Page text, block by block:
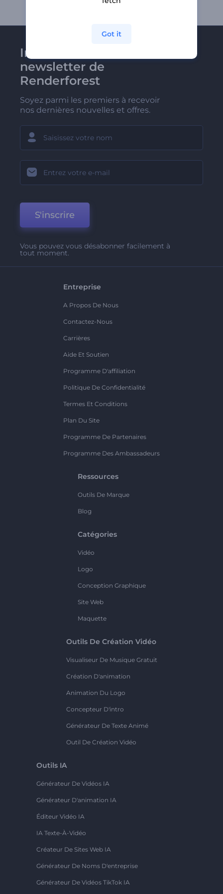
Inscrivez-vous à la
newsletter de
Renderforest
Soyez parmi les premiers à recevoir
nos dernières nouvelles et offres.
S'inscrire
Vous pouvez vous désabonner facilement à
tout moment.
Entreprise
A Propos De Nous
Contactez-Nous
Carrières
Aide Et Soutien
Programme D'affiliation
Politique De Confidentialité
Termes Et Conditions
Plan Du Site
Programme De Partenaires
Programme Des Ambassadeurs
Ressources
Outils De Marque
Blog
Catégories
Vidéo
Logo
Conception Graphique
Site Web
Maquette
Outils De Création Vidéo
Visualiseur De Musique Gratuit
Création D'animation
Animation Du Logo
Concepteur D'intro
Générateur De Texte Animé
Outil De Création Vidéo
Outils IA
Générateur De Vidéos IA
Générateur D'animation IA
Éditeur Vidéo IA
IA Texte-À-Vidéo
Créateur De Sites Web IA
Générateur De Noms D'entreprise
Générateur De Vidéos TikTok IA
Got it